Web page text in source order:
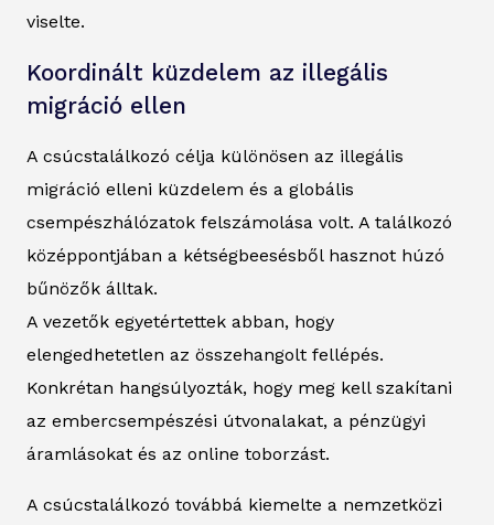
viselte.
Koordinált küzdelem az illegális
migráció ellen
A csúcstalálkozó célja különösen az illegális
migráció elleni küzdelem és a globális
csempészhálózatok felszámolása volt. A találkozó
középpontjában a kétségbeesésből hasznot húzó
bűnözők álltak.
A vezetők egyetértettek abban, hogy
elengedhetetlen az összehangolt fellépés.
Konkrétan hangsúlyozták, hogy meg kell szakítani
az embercsempészési útvonalakat, a pénzügyi
áramlásokat és az online toborzást.
A csúcstalálkozó továbbá kiemelte a nemzetközi